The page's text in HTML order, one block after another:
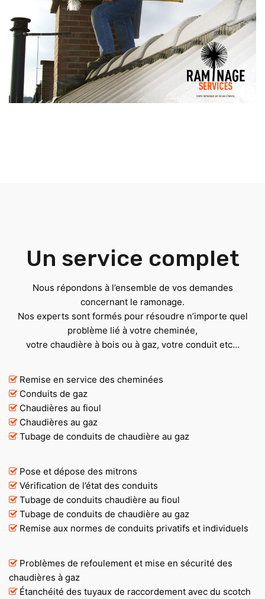
Un service complet
Nous répondons à l’ensemble de vos demandes
concernant le ramonage.
Nos experts sont formés pour résoudre n’importe quel
problème lié à votre cheminée,
votre chaudière à bois ou à gaz, votre conduit etc…
Remise en service des cheminées
Conduits de gaz
Chaudières au fioul
Chaudières au gaz
Tubage de conduits de chaudière au gaz
Pose et dépose des mitrons
Vérification de l’état des conduits
Tubage de conduits chaudière au fioul
Tubage de conduits de chaudière au gaz
Remise aux normes de conduits privatifs et individuels
Problèmes de refoulement et mise en sécurité des
chaudières à gaz
Étanchéité des tuyaux de raccordement avec du scotch